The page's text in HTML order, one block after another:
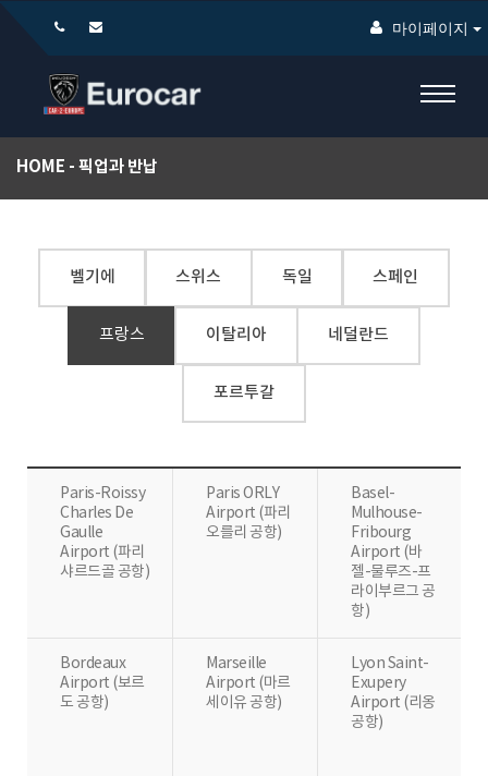
마이페이지
HOME 픽업과 반납
벨기에 스위스 독일 스페인
프랑스 이탈리아 네덜란드
포르투갈
Paris-Roissy
Charles De
Gaulle
Airport (파리
샤르드골 공항)
Paris ORLY
Airport (파리
오를리 공항)
Basel-
Mulhouse-
Fribourg
Airport (바
젤-물루즈-프
라이부르그 공
항)
Bordeaux
Airport (보르
도 공항)
Marseille
Airport (마르
세이유 공항)
Lyon Saint-
Exupery
Airport (리옹
공항)